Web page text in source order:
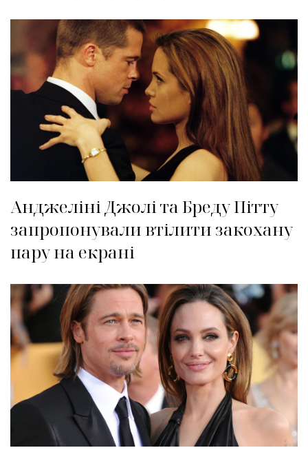
Анджеліні Джолі та Бреду Пітту
запропонували втілити закохану
пару на екрані